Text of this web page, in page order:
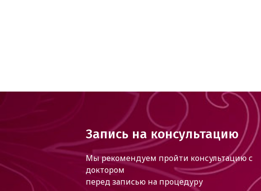
Запись на консультацию
Мы рекомендуем пройти консультацию с
доктором
перед записью на процедуру